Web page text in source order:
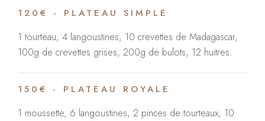
120€ - PLATEAU SIMPLE
1 tourteau, 4 langoustines, 10 crevettes de Madagascar,
100g de crevettes grises, 200g de bulots, 12 huitres.
150€ - PLATEAU ROYALE
1 moussette, 6 langoustines, 2 pinces de tourteaux, 10